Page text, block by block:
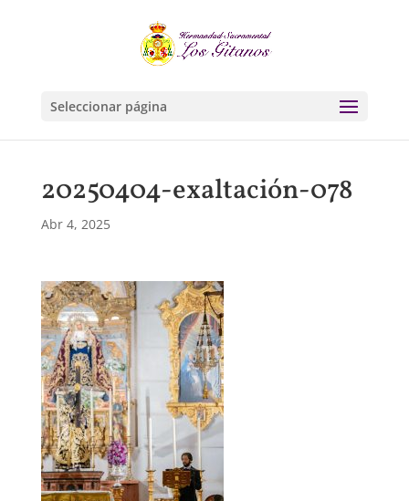
Seleccionar página
20250404-exaltación-078
Abr 4, 2025